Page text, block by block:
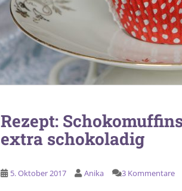
Rezept:
extra schokoladig
5. Oktober 2017 Anika 3 Kommentare